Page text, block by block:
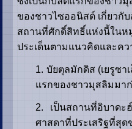
ของชาวไซออนิสต์ เกี่ยว
สถานที่ศักดิ์สิทธิ์แห่งนี้ใน
ประเด็นตามแนวคิดและค
1. บัยตุลมักดิส (เยรูซ
แรกของชาวมุสลิมมา
2. เป็นสถานที่อิบาดะ
ศาสดาที่ประเสริฐที่สุด